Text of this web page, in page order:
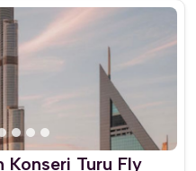
Konseri Turu Fly